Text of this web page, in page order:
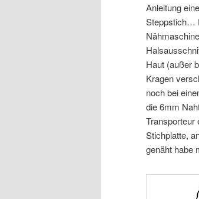
Anleitung
Steppstich…
Haut (außer
Kragen
noch bei
die 6mm
Transporteur
Stichplatte,
genäht habe